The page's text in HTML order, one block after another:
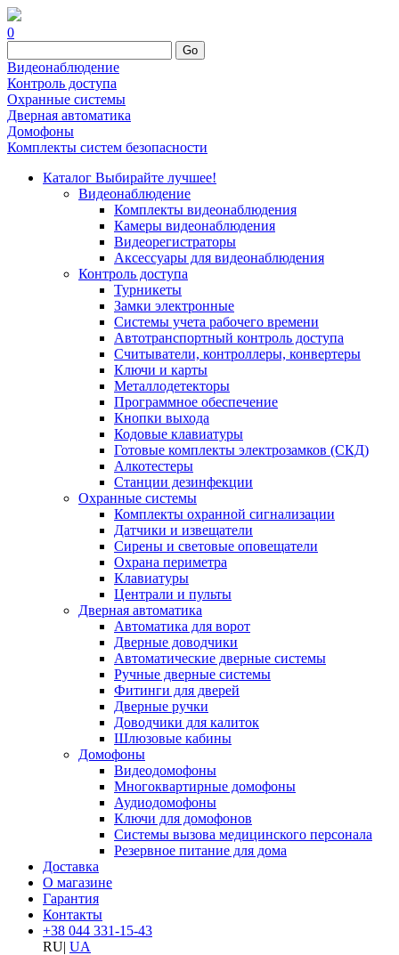
0
Go
Видеонаблюдение
Контроль доступа
Охранные системы
Дверная автоматика
Домофоны
Комплекты систем безопасности
Каталог Выбирайте лучшее!
Видеонаблюдение
Комплекты видеонаблюдения
Камеры видеонаблюдения
Видеорегистраторы
Аксессуары для видеонаблюдения
Контроль доступа
Турникеты
Замки электронные
Системы учета рабочего времени
Автотранспортный контроль доступа
Считыватели, контроллеры, конвертеры
Ключи и карты
Металлодетекторы
Программное обеспечение
Кнопки выхода
Кодовые клавиатуры
Готовые комплекты электрозамков (СКД)
Алкотестеры
Станции дезинфекции
Охранные системы
Комплекты охранной сигнализации
Датчики и извещатели
Сирены и световые оповещатели
Охрана периметра
Клавиатуры
Централи и пульты
Дверная автоматика
Автоматика для ворот
Дверные доводчики
Автоматические дверные системы
Ручные дверные системы
Фитинги для дверей
Дверные ручки
Доводчики для калиток
Шлюзовые кабины
Домофоны
Видеодомофоны
Многоквартирные домофоны
Аудиодомофоны
Ключи для домофонов
Системы вызова медицинского персонала
Резервное питание для дома
Доставка
О магазине
Гарантия
Контакты
+38 044 331-15-43
RU| UA